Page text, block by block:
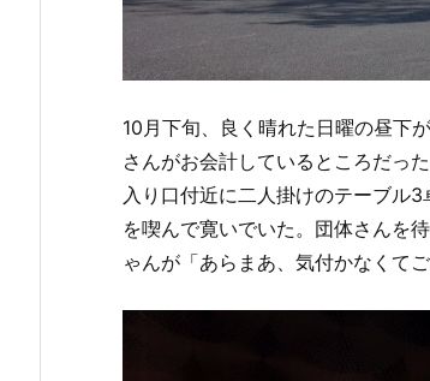
10月下旬、良く晴れた日曜の昼下
さんがお会計しているところだっ
入り口付近に二人掛けのテーブル
を喫んで寛いでいた。団体さんを
ゃんが「あらまあ、気付かなくて